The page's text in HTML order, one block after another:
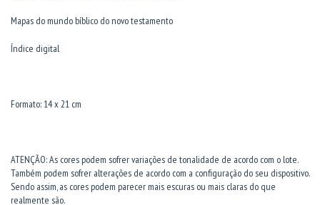
Mapas do mundo bíblico do novo testamento
Índice digital
Formato: 14 x 21 cm
ATENÇÃO: As cores podem sofrer variações de tonalidade de acordo com o lote.
Também podem sofrer alterações de acordo com a configuração do seu dispositivo.
Sendo assim, as cores podem parecer mais escuras ou mais claras do que
realmente são.